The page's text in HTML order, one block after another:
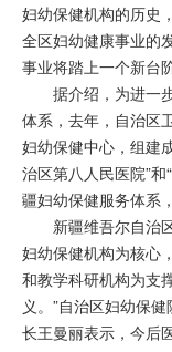
妇幼保健机构的历史
全区妇幼健康事业的
事业将踏上一个新台
据介绍，为进一步
体系，去年，自治区
妇幼保健中心，组建
治区第八人民医院”
疆妇幼保健服务体系
新疆维吾尔自治区
妇幼保健机构为核心
和教学科研机构为支
义。”自治区妇幼保
长王曼丽表示，今后